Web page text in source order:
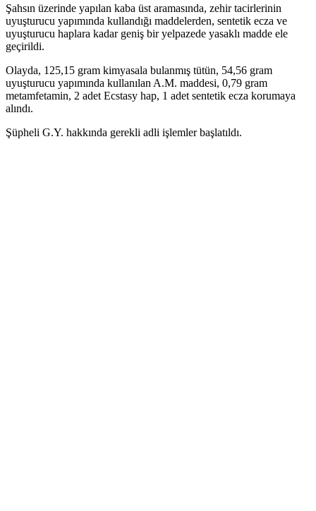
Şahsın üzerinde yapılan kaba üst aramasında, zehir tacirlerinin
uyuşturucu yapımında kullandığı maddelerden, sentetik ecza ve
uyuşturucu haplara kadar geniş bir yelpazede yasaklı madde ele
geçirildi.
Olayda, 125,15 gram kimyasala bulanmış tütün, 54,56 gram
uyuşturucu yapımında kullanılan A.M. maddesi, 0,79 gram
metamfetamin, 2 adet Ecstasy hap, 1 adet sentetik ecza korumaya
alındı.
Şüpheli G.Y. hakkında gerekli adli işlemler başlatıldı.